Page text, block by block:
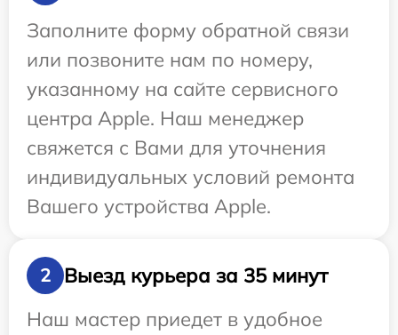
Заполните форму обратной связи
или позвоните нам по номеру,
указанному на сайте сервисного
центра Apple. Наш менеджер
свяжется с Вами для уточнения
индивидуальных условий ремонта
Вашего устройства Apple.
2
Выезд курьера за 35 минут
Наш мастер приедет в удобное